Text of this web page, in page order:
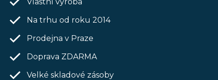
Na trhu od roku 2014
Prodejna v Praze
Doprava ZDARMA
Velké skladové zásoby